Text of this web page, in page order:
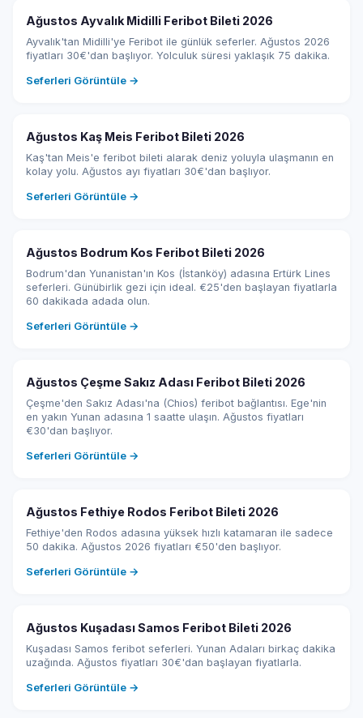
Ağustos Ayvalık Midilli Feribot Bileti 2026
Ayvalık'tan Midilli'ye Feribot ile günlük seferler. Ağustos 2026
fiyatları 30€'dan başlıyor. Yolculuk süresi yaklaşık 75 dakika.
Seferleri Görüntüle →
Ağustos Kaş Meis Feribot Bileti 2026
Kaş'tan Meis'e feribot bileti alarak deniz yoluyla ulaşmanın en
kolay yolu. Ağustos ayı fiyatları 30€'dan başlıyor.
Seferleri Görüntüle →
Ağustos Bodrum Kos Feribot Bileti 2026
Bodrum'dan Yunanistan'ın Kos (İstanköy) adasına Ertürk Lines
seferleri. Günübirlik gezi için ideal. €25'den başlayan fiyatlarla
60 dakikada adada olun.
Seferleri Görüntüle →
Ağustos Çeşme Sakız Adası Feribot Bileti 2026
Çeşme'den Sakız Adası'na (Chios) feribot bağlantısı. Ege'nin
en yakın Yunan adasına 1 saatte ulaşın. Ağustos fiyatları
€30'dan başlıyor.
Seferleri Görüntüle →
Ağustos Fethiye Rodos Feribot Bileti 2026
Fethiye'den Rodos adasına yüksek hızlı katamaran ile sadece
50 dakika. Ağustos 2026 fiyatları €50'den başlıyor.
Seferleri Görüntüle →
Ağustos Kuşadası Samos Feribot Bileti 2026
Kuşadası Samos feribot seferleri. Yunan Adaları birkaç dakika
uzağında. Ağustos fiyatları 30€'dan başlayan fiyatlarla.
Seferleri Görüntüle →